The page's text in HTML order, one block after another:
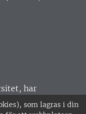
som lagras i din
har
Huvudorter är
är